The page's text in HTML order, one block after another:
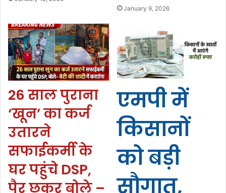
January 9, 2026
26 साल पुराना
‘खून’ का कर्ज
उतारने
सफाईकर्मी के
घर पहुंचे DSP,
पैर छूकर बोले –
एमपी में
किसानों
को बड़ी
सौगात,